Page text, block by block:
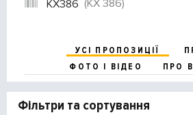
KX386 (KX 386)
УСІ ПРОПОЗИЦІЇ
ФОТО І ВІДЕО
ПРО
Фільтри та сортування